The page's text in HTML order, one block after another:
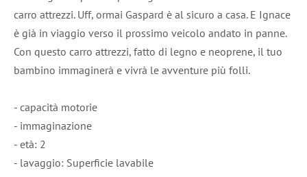
carro attrezzi. Uff, ormai Gaspard è al sicuro a casa. E Ignace
è già in viaggio verso il prossimo veicolo andato in panne.
Con questo carro attrezzi, fatto di legno e neoprene, il tuo
bambino immaginerà e vivrà le avventure più folli.
- capacità motorie
- immaginazione
- età: 2
- lavaggio: Superficie lavabile